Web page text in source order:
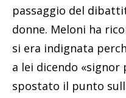
passaggio del
donne. Meloni ha
si era indignata
a lei dicendo «signor
spostato il punto